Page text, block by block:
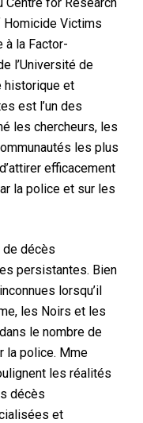
Homicide Victims
à la Factor-
l’Université de
historique et
est l’un des
les chercheurs, les
les plus
efficacement
la police et sur les
de décès
persistantes. Bien
lorsqu’il
les Noirs et les
le nombre de
la police. Mme
les réalités
décès
et